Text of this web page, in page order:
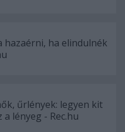
hazaérni, ha elindulnék
űrlények: legyen kit
a lényeg - Rec.hu